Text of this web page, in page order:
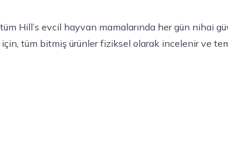
Hill’s evcil hayvan mamalarında her gün nihai
tüm bitmiş ürünler fiziksel olarak incelenir ve